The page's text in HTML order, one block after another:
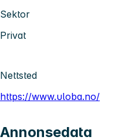
Sektor
Privat
Nettsted
https://www.uloba.no/
Annonsedata